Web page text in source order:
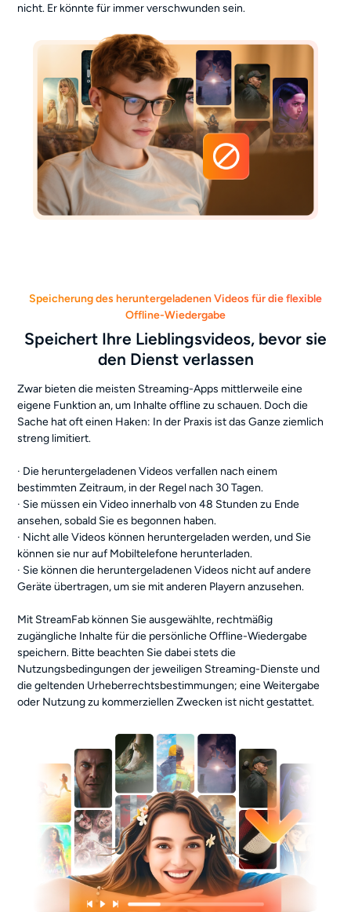
nicht. Er könnte für immer verschwunden sein.
Speicherung des heruntergeladenen Videos für die flexible
Offline-Wiedergabe
Speichert Ihre Lieblingsvideos, bevor sie
den Dienst verlassen
Zwar bieten die meisten Streaming-Apps mittlerweile eine
eigene Funktion an, um Inhalte offline zu schauen. Doch die
Sache hat oft einen Haken: In der Praxis ist das Ganze ziemlich
streng limitiert.
· Die heruntergeladenen Videos verfallen nach einem
bestimmten Zeitraum, in der Regel nach 30 Tagen.
· Sie müssen ein Video innerhalb von 48 Stunden zu Ende
ansehen, sobald Sie es begonnen haben.
· Nicht alle Videos können heruntergeladen werden, und Sie
können sie nur auf Mobiltelefone herunterladen.
· Sie können die heruntergeladenen Videos nicht auf andere
Geräte übertragen, um sie mit anderen Playern anzusehen.
Mit StreamFab können Sie ausgewählte, rechtmäßig
zugängliche Inhalte für die persönliche Offline-Wiedergabe
speichern. Bitte beachten Sie dabei stets die
Nutzungsbedingungen der jeweiligen Streaming-Dienste und
die geltenden Urheberrechtsbestimmungen; eine Weitergabe
oder Nutzung zu kommerziellen Zwecken ist nicht gestattet.